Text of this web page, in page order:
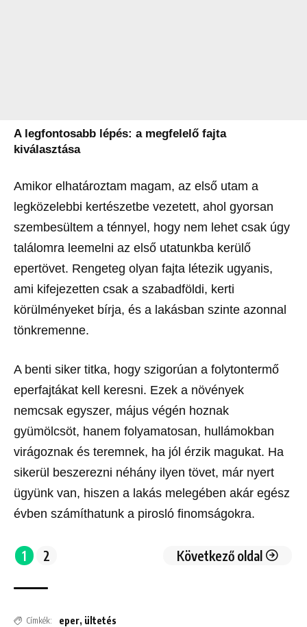
A legfontosabb lépés: a megfelelő fajta
kiválasztása
Amikor elhatároztam magam, az első utam a
legközelebbi kertészetbe vezetett, ahol gyorsan
szembesültem a ténnyel, hogy nem lehet csak úgy
találomra leemelni az első utatunkba kerülő
epertövet. Rengeteg olyan fajta létezik ugyanis,
ami kifejezetten csak a szabadföldi, kerti
körülményeket bírja, és a lakásban szinte azonnal
tönkremenne.
A benti siker titka, hogy szigorúan a folytontermő
eperfajtákat kell keresni. Ezek a növények
nemcsak egyszer, május végén hoznak
gyümölcsöt, hanem folyamatosan, hullámokban
virágoznak és teremnek, ha jól érzik magukat. Ha
sikerül beszerezni néhány ilyen tövet, már nyert
ügyünk van, hiszen a lakás melegében akár egész
évben számíthatunk a pirosló finomságokra.
1 2 Következő oldal
Címkék: eper, ültetés